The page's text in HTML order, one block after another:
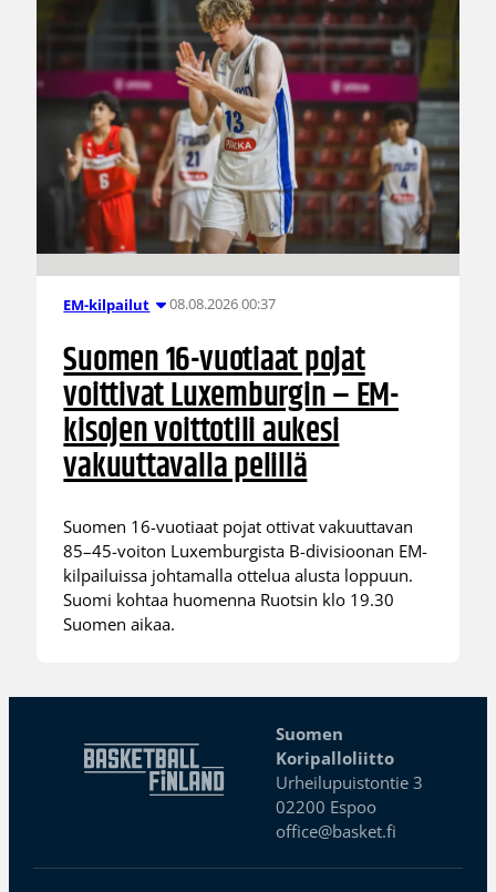
EM-kilpailut 08.08.2026 00:37
Suomen 16-vuotiaat pojat
voittivat Luxemburgin – EM-
kisojen voittotili aukesi
vakuuttavalla pelillä
Suomen 16-vuotiaat pojat ottivat vakuuttavan
85–45-voiton Luxemburgista B-divisioonan EM-
kilpailuissa johtamalla ottelua alusta loppuun.
Suomi kohtaa huomenna Ruotsin klo 19.30
Suomen aikaa.
Suomen
Koripalloliitto
Urheilupuistontie 3
02200 Espoo
office@basket.fi